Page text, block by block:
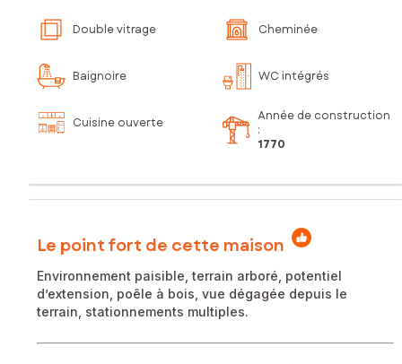
Double vitrage Cheminée
Baignoire WC intégrés
Cuisine ouverte
Année de construction
:
1770
Le point fort de cette maison
Environnement paisible, terrain arboré, potentiel
d’extension, poêle à bois, vue dégagée depuis le
terrain, stationnements multiples.